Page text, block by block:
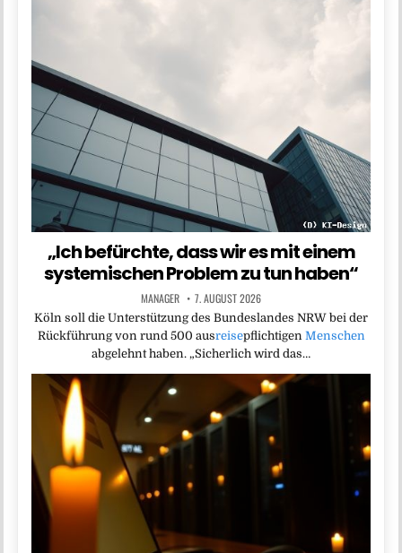
„Ich befürchte, dass wir es mit einem
systemischen Problem zu tun haben“
MANAGER 7. AUGUST 2026
Köln soll die Unterstützung des Bundeslandes NRW bei der
Rückführung von rund 500 ausreisepflichtigen Menschen
abgelehnt haben. „Sicherlich wird das…